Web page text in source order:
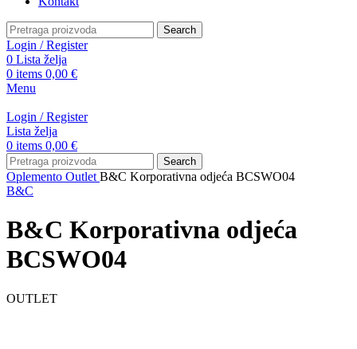
Search
Login / Register
0 Lista želja
0 items 0,00 €
Menu
Login / Register
Lista želja
0 items 0,00 €
Search
Oplemento Outlet B&C Korporativna odjeća BCSWO04
B&C
B&C Korporativna odjeća
BCSWO04
OUTLET